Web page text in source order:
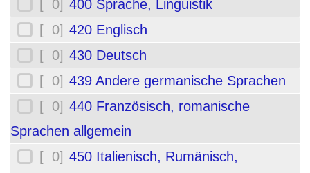
[ 0] 400 Sprache, Linguistik
[ 0] 420 Englisch
[ 0] 430 Deutsch
[ 0] 439 Andere germanische Sprachen
[ 0] 440 Französisch, romanische
Sprachen allgemein
[ 0] 450 Italienisch, Rumänisch,